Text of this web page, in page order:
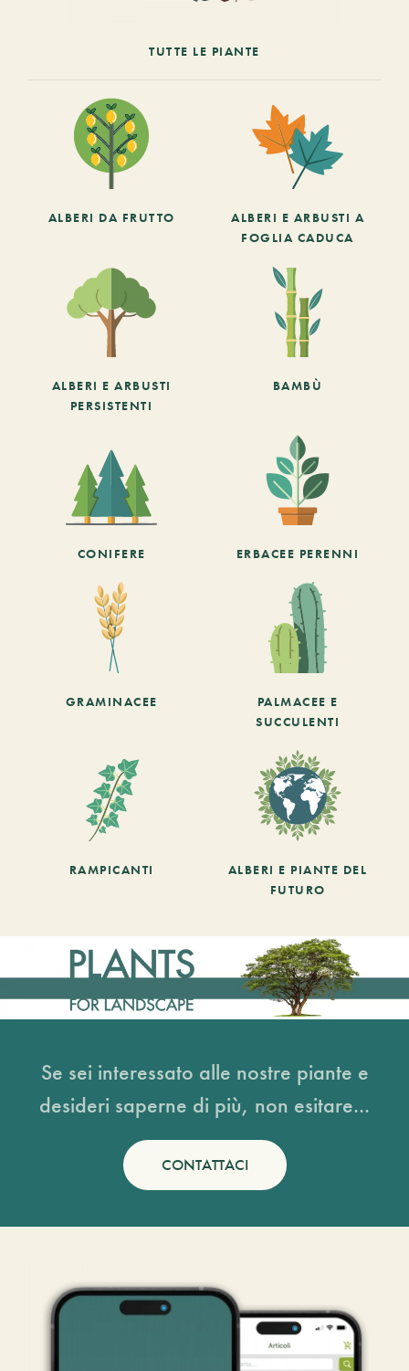
TUTTE LE PIANTE
ALBERI DA FRUTTO
ALBERI E ARBUSTI A
FOGLIA CADUCA
ALBERI E ARBUSTI
PERSISTENTI
BAMBÙ
CONIFERE ERBACEE PERENNI
GRAMINACEE
PALMACEE E
SUCCULENTI
RAMPICANTI
ALBERI E PIANTE DEL
FUTURO
Se sei interessato alle nostre piante e
desideri saperne di più, non esitare...
CONTATTACI